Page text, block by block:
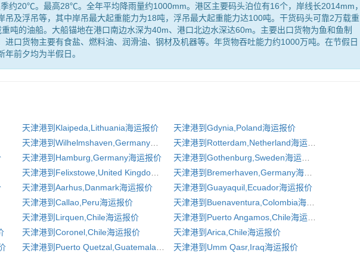
20℃。最高28℃。全年平均降雨量约1000mm。港区主要码头泊位有16个，岸线长2014mm，
吊及浮吊等，其中岸吊最大起重能力为18吨，浮吊最大起重能力达100吨。干货码头可靠2万载重
吨的油船。大船锚地在港口南边水深为40m、港口北边水深达60m。主要出口货物为鱼和鱼制
进口货物主要有食盐、燃料油、润滑油、钢材及机器等。年货物吞吐能力约1000万吨。在节假日
前夕均为半假日。
天津港到Klaipeda,Lithuania海运报价
天津港到Gdynia,Poland海运报价
天津港到Hamburg,Germany海运报价
天津港到Aarhus,Danmark海运报价
天津港到Guayaquil,Ecuador海运报价
天津港到Callao,Peru海运报价
天津港到Lirquen,Chile海运报价
天津港到Coronel,Chile海运报价
天津港到Arica,Chile海运报价
天津港到Umm Qasr,Iraq海运报价